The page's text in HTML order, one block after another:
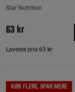
Star Nutrition
63 kr
Laveste pris 63 kr
KØB FLERE, SPAR MERE